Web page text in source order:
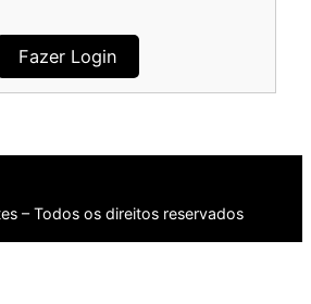
Fazer Login
– Todos os direitos reservados